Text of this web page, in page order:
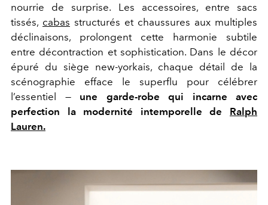
nourrie de surprise. Les accessoires, entre sacs
tissés, cabas structurés et chaussures aux multiples
déclinaisons, prolongent cette harmonie subtile
entre décontraction et sophistication. Dans le décor
épuré du siège new-yorkais, chaque détail de la
scénographie efface le superflu pour célébrer
l’essentiel — une garde-robe qui incarne avec
perfection la modernité intemporelle de Ralph
Lauren.